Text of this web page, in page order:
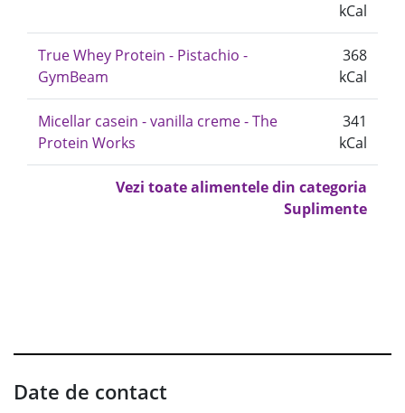
kCal
True Whey Protein - Pistachio -
GymBeam
368
kCal
Micellar casein - vanilla creme - The
Protein Works
341
kCal
Vezi toate alimentele din categoria
Suplimente
Date de contact